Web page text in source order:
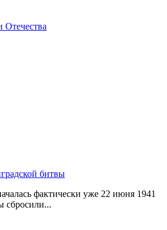
битвы
фактически уже 22 июня 1941
сбросили...